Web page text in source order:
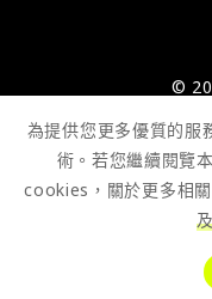
©
為提供您更多優質的服
術。若您繼續閱覽
cookies，關於更多相